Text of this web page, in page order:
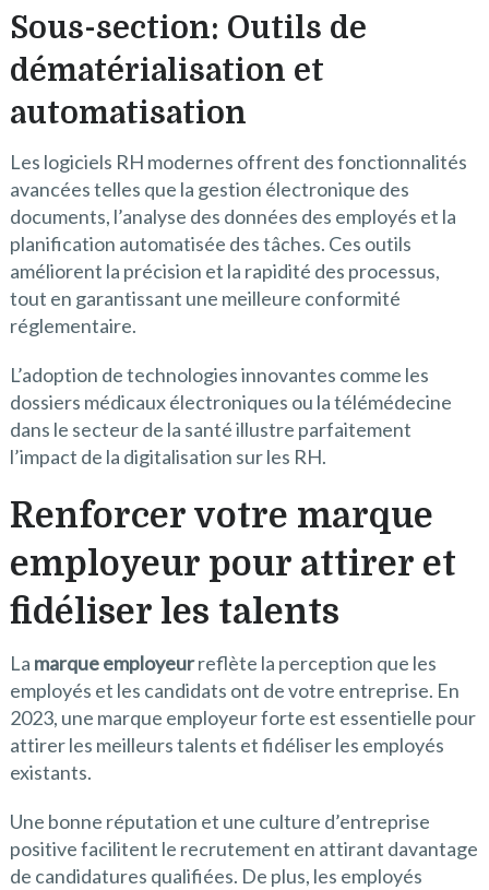
Sous-section: Outils de
dématérialisation et
automatisation
Les logiciels RH modernes offrent des fonctionnalités
avancées telles que la gestion électronique des
documents, l’analyse des données des employés et la
planification automatisée des tâches. Ces outils
améliorent la précision et la rapidité des processus,
tout en garantissant une meilleure conformité
réglementaire.
L’adoption de technologies innovantes comme les
dossiers médicaux électroniques ou la télémédecine
dans le secteur de la santé illustre parfaitement
l’impact de la digitalisation sur les RH.
Renforcer votre marque
employeur pour attirer et
fidéliser les talents
La marque employeurreflète la perception que les
employés et les candidats ont de votre entreprise. En
2023, une marque employeur forte est essentielle pour
attirer les meilleurs talents et fidéliser les employés
existants.
Une bonne réputation et une culture d’entreprise
positive facilitent le recrutement en attirant davantage
de candidatures qualifiées. De plus, les employés